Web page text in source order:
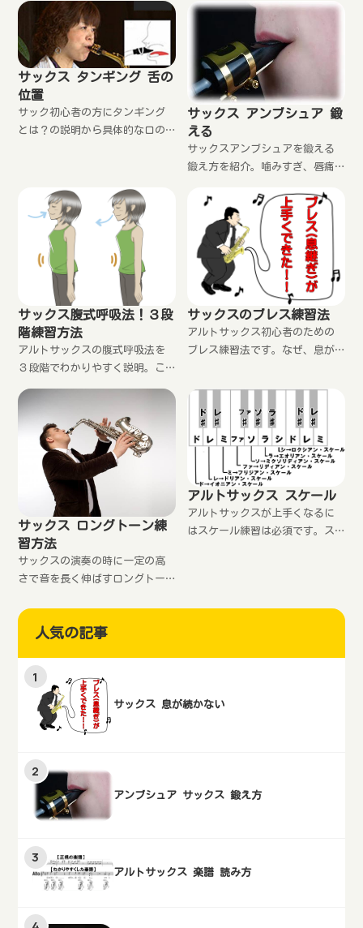
す。ここで説明することを理解
することで自然体で構えること
ができます。
サックス タンギング 舌の
位置
サック初心者の方にタンギング
とは？の説明から具体的な口の
リードの先端に付けなきゃいけ
ないというのは間違いですよ。
できない人もこれでコツがわか
ります。
サックス アンブシュア 鍛
える
サックスアンブシュアを鍛える
鍛え方を紹介。噛みすぎ、唇痛
方のコツなど解説。アンブシュ
アがきちんとできないと表現に
合わせて柔軟に音を変化させる
ことができません。ここで紹介
の練習方法を実践することで、
理想的な咥え方が身につきま
す。
サックス腹式呼吸法！３段
階練習方法
アルトサックスの腹式呼吸法を
３段階でわかりやすく説明。こ
た、サックスの息の吐き方の基
本も解説。息がしっかりするこ
とで音が支えられ、色んな練習
が効率よくできるようになりま
す。レーニングアイテムも紹
サックスのブレス練習法
アルトサックス初心者のための
ブレス練習法です。なぜ、息が
マスターすることであなたのブ
レスは完璧になります。
サックス ロングトーン練
習方法
サックスの演奏の時に一定の高
さで音を長く伸ばすロングトー
す。初心者、中級者、上級者と
各レベルに合わせた練習方法を
ックを使った練習方法のコツも
わかります。トレーニングアイ
テムも紹介。
アルトサックス スケール
アルトサックスが上手くなるに
はスケール練習は必須です。ス
人気の記事
サックス 息が続かない
アンブシュア サックス 鍛え方
アルトサックス 楽譜 読み方